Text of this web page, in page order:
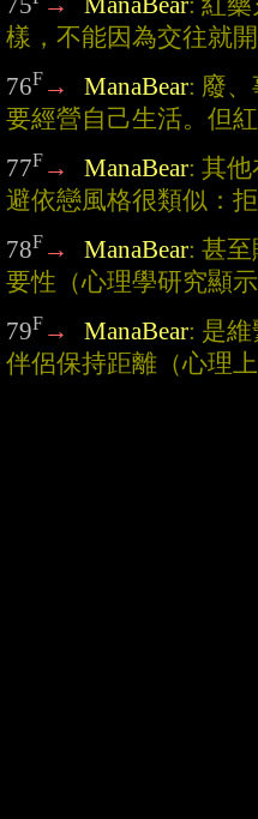
樣，不能因為交往就
76F → ManaBear: 廢
要經營自己生活。但
77F → ManaBear: 其
避依戀風格很類似：
78F → ManaBear: 甚
要性（心理學研究顯
79F → ManaBear: 是
伴侶保持距離（心理上